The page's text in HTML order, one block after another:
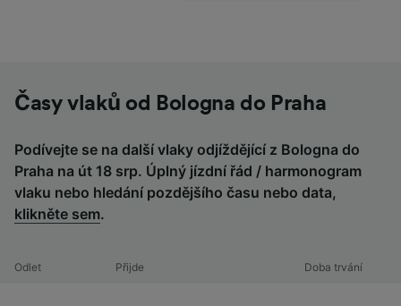
Časy vlaků od Bologna do Praha
Podívejte se na další vlaky odjíždějící z Bologna do
Praha na út 18 srp. Úplný jízdní řád / harmonogram
vlaku nebo hledání pozdějšího času nebo data,
klikněte sem.
Odlet Přijde Doba trvání